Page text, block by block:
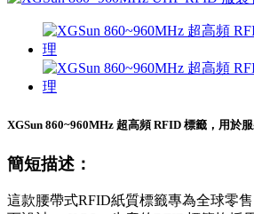
XGSun 860~960MHz 超高頻 RFID 標籤，用於
簡短描述：
這款腰帶式RFID紙質標籤專為全球零